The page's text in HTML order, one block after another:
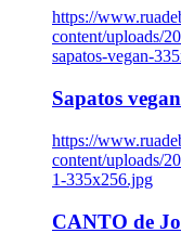
https://
content/uploads/
sapatos-vegan-
Sapatos
https://
content/uploads/
1-335x256.jpg
CANTO de